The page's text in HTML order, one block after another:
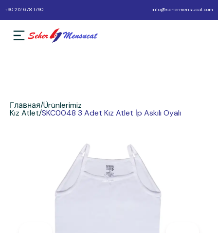
+90 212 678 1790 info@sehermensucat.com
Главная/Ürünlerimiz
Kız Atlet/SKC0048 3 Adet Kız Atlet İp Askılı Oyalı